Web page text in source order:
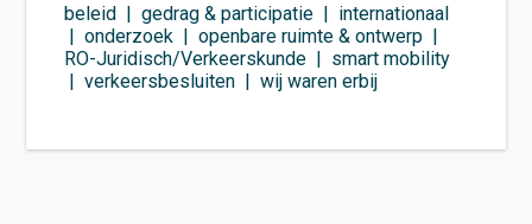
beleid | gedrag & participatie | internationaal
| onderzoek | openbare ruimte & ontwerp |
RO-Juridisch/Verkeerskunde | smart mobility
| verkeersbesluiten | wij waren erbij